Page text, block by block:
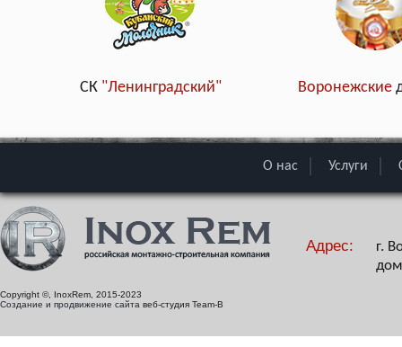
СК "Ленинградский" Воронежские
О нас Услуги
Copyright ©, InoxRem, 2015-2023
Создание и продвижение сайта веб-студия Team-B
Адрес:
г.